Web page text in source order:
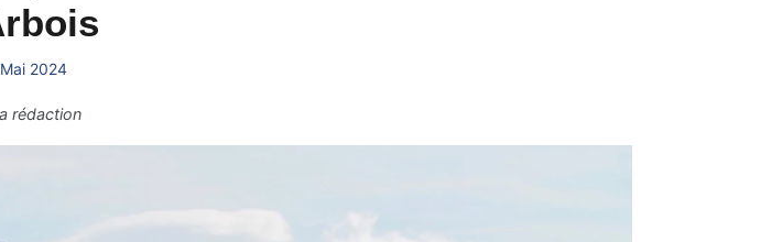
2024
rédaction